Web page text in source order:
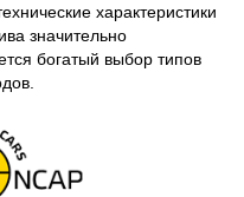
характеристики
значительно
богатый выбор типов